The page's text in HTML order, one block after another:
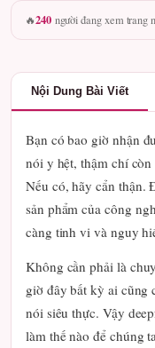
🔥240người đang xem trang
Nội Dung Bài Viết
Bạn có bao giờ nhận
nói y hệt, thậm chí
Nếu có, hãy cẩn thận.
sản phẩm của công
càng tinh vi và nguy
Không cần phải là
giờ đây bất kỳ ai cũng
nói siêu thực. Vậy
làm thế nào để chúng